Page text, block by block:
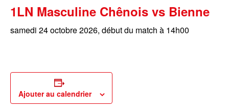
1LN Masculine Chênois vs Bienne
samedi 24 octobre 2026, début du match à 14h00
Ajouter au calendrier